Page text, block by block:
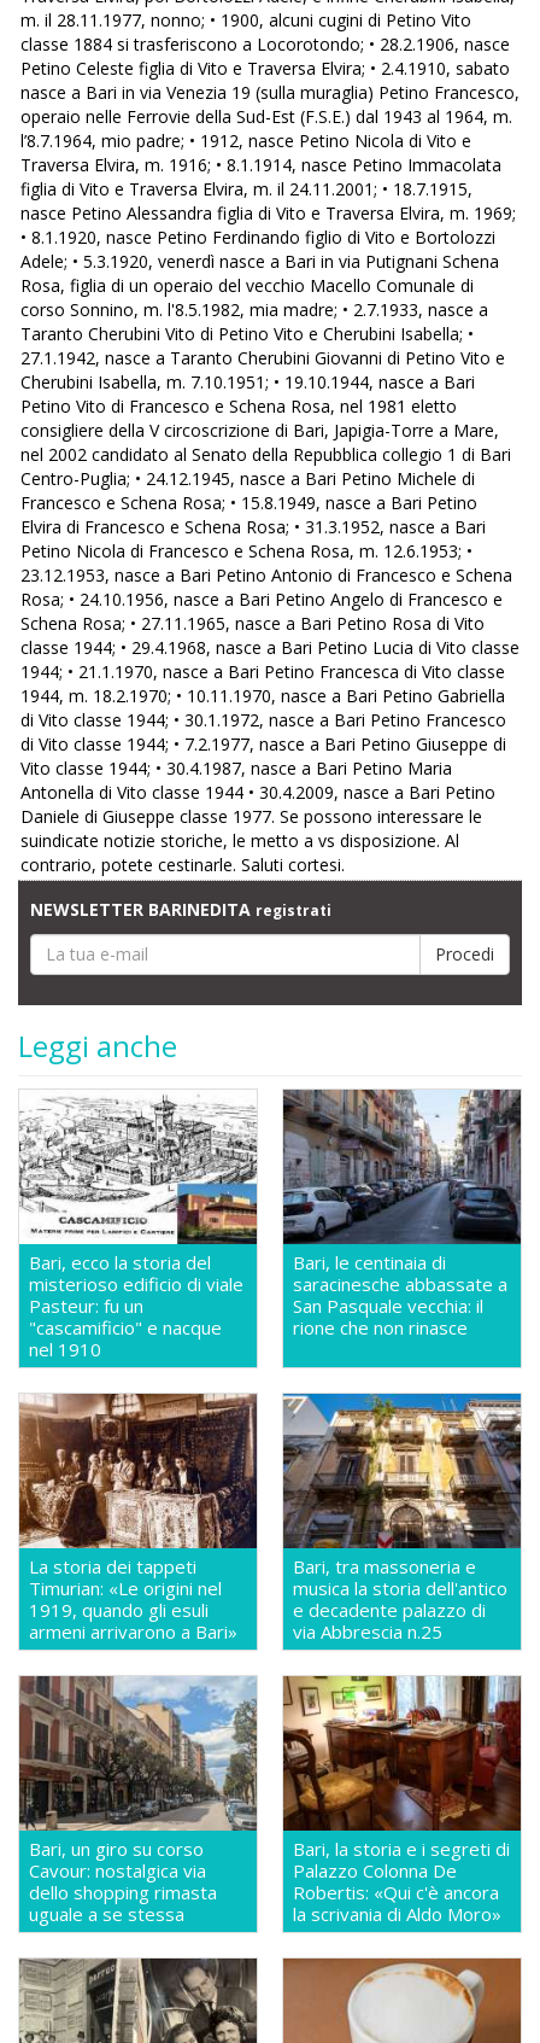
m. il 28.11.1977, nonno; • 1900, alcuni cugini di Petino Vito
classe 1884 si trasferiscono a Locorotondo; • 28.2.1906, nasce
Petino Celeste figlia di Vito e Traversa Elvira; • 2.4.1910, sabato
nasce a Bari in via Venezia 19 (sulla muraglia) Petino Francesco,
operaio nelle Ferrovie della Sud-Est (F.S.E.) dal 1943 al 1964, m.
l’8.7.1964, mio padre; • 1912, nasce Petino Nicola di Vito e
Traversa Elvira, m. 1916; • 8.1.1914, nasce Petino Immacolata
figlia di Vito e Traversa Elvira, m. il 24.11.2001; • 18.7.1915,
nasce Petino Alessandra figlia di Vito e Traversa Elvira, m. 1969;
• 8.1.1920, nasce Petino Ferdinando figlio di Vito e Bortolozzi
Adele; • 5.3.1920, venerdì nasce a Bari in via Putignani Schena
Rosa, figlia di un operaio del vecchio Macello Comunale di
corso Sonnino, m. l'8.5.1982, mia madre; • 2.7.1933, nasce a
Taranto Cherubini Vito di Petino Vito e Cherubini Isabella; •
27.1.1942, nasce a Taranto Cherubini Giovanni di Petino Vito e
Cherubini Isabella, m. 7.10.1951; • 19.10.1944, nasce a Bari
Petino Vito di Francesco e Schena Rosa, nel 1981 eletto
consigliere della V circoscrizione di Bari, Japigia-Torre a Mare,
nel 2002 candidato al Senato della Repubblica collegio 1 di Bari
Centro-Puglia; • 24.12.1945, nasce a Bari Petino Michele di
Francesco e Schena Rosa; • 15.8.1949, nasce a Bari Petino
Elvira di Francesco e Schena Rosa; • 31.3.1952, nasce a Bari
Petino Nicola di Francesco e Schena Rosa, m. 12.6.1953; •
23.12.1953, nasce a Bari Petino Antonio di Francesco e Schena
Rosa; • 24.10.1956, nasce a Bari Petino Angelo di Francesco e
Schena Rosa; • 27.11.1965, nasce a Bari Petino Rosa di Vito
classe 1944; • 29.4.1968, nasce a Bari Petino Lucia di Vito classe
1944; • 21.1.1970, nasce a Bari Petino Francesca di Vito classe
1944, m. 18.2.1970; • 10.11.1970, nasce a Bari Petino Gabriella
di Vito classe 1944; • 30.1.1972, nasce a Bari Petino Francesco
di Vito classe 1944; • 7.2.1977, nasce a Bari Petino Giuseppe di
Vito classe 1944; • 30.4.1987, nasce a Bari Petino Maria
Antonella di Vito classe 1944 • 30.4.2009, nasce a Bari Petino
Daniele di Giuseppe classe 1977. Se possono interessare le
suindicate notizie storiche, le metto a vs disposizione. Al
contrario, potete cestinarle. Saluti cortesi.
NEWSLETTER BARINEDITA registrati
Leggi anche
Bari, ecco la storia del
misterioso edificio di viale
Pasteur: fu un
"cascamificio" e nacque
nel 1910
Bari, le centinaia di
saracinesche abbassate a
San Pasquale vecchia: il
rione che non rinasce
La storia dei tappeti
Timurian: «Le origini nel
1919, quando gli esuli
armeni arrivarono a Bari»
Bari, tra massoneria e
musica la storia dell'antico
e decadente palazzo di
via Abbrescia n.25
Bari, un giro su corso
Cavour: nostalgica via
dello shopping rimasta
uguale a se stessa
Bari, la storia e i segreti di
Palazzo Colonna De
Robertis: «Qui c'è ancora
la scrivania di Aldo Moro»